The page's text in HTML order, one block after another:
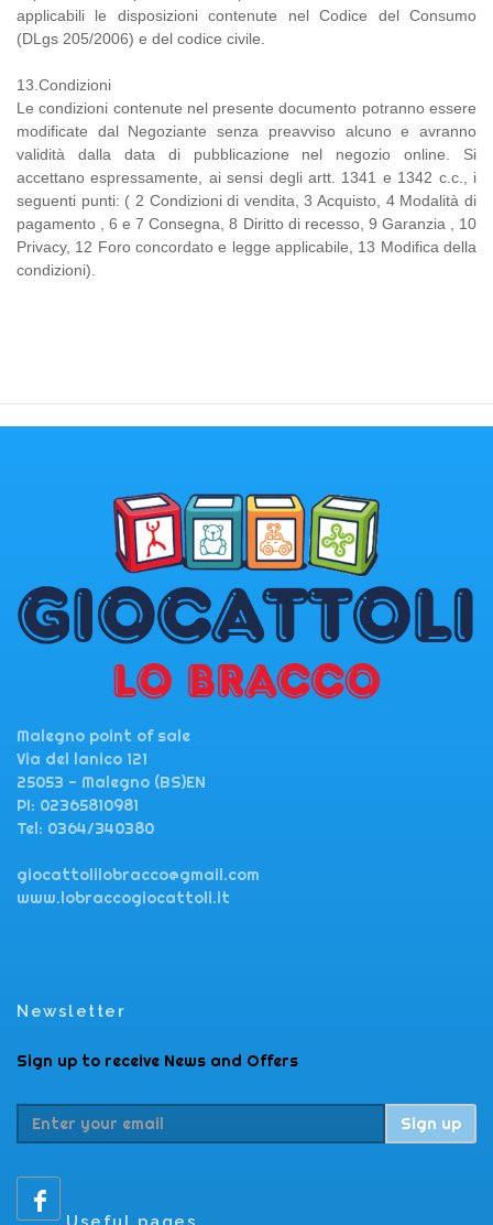
applicabili le disposizioni contenute nel Codice del Consumo
(DLgs 205/2006) e del codice civile.
13.Condizioni
Le condizioni contenute nel presente documento potranno essere
modificate dal Negoziante senza preavviso alcuno e avranno
validità dalla data di pubblicazione nel negozio online. Si
accettano espressamente, ai sensi degli artt. 1341 e 1342 c.c., i
seguenti punti: ( 2 Condizioni di vendita, 3 Acquisto, 4 Modalità di
pagamento , 6 e 7 Consegna, 8 Diritto di recesso, 9 Garanzia , 10
Privacy, 12 Foro concordato e legge applicabile, 13 Modifica della
condizioni).
Malegno point of sale
Via del lanico 121
25053 - Malegno (BS)EN
PI: 02365810981
Tel: 0364/340380
giocattolilobracco@gmail.com
www.lobraccogiocattoli.it
Newsletter
Sign up to receive News and Offers
Sign up